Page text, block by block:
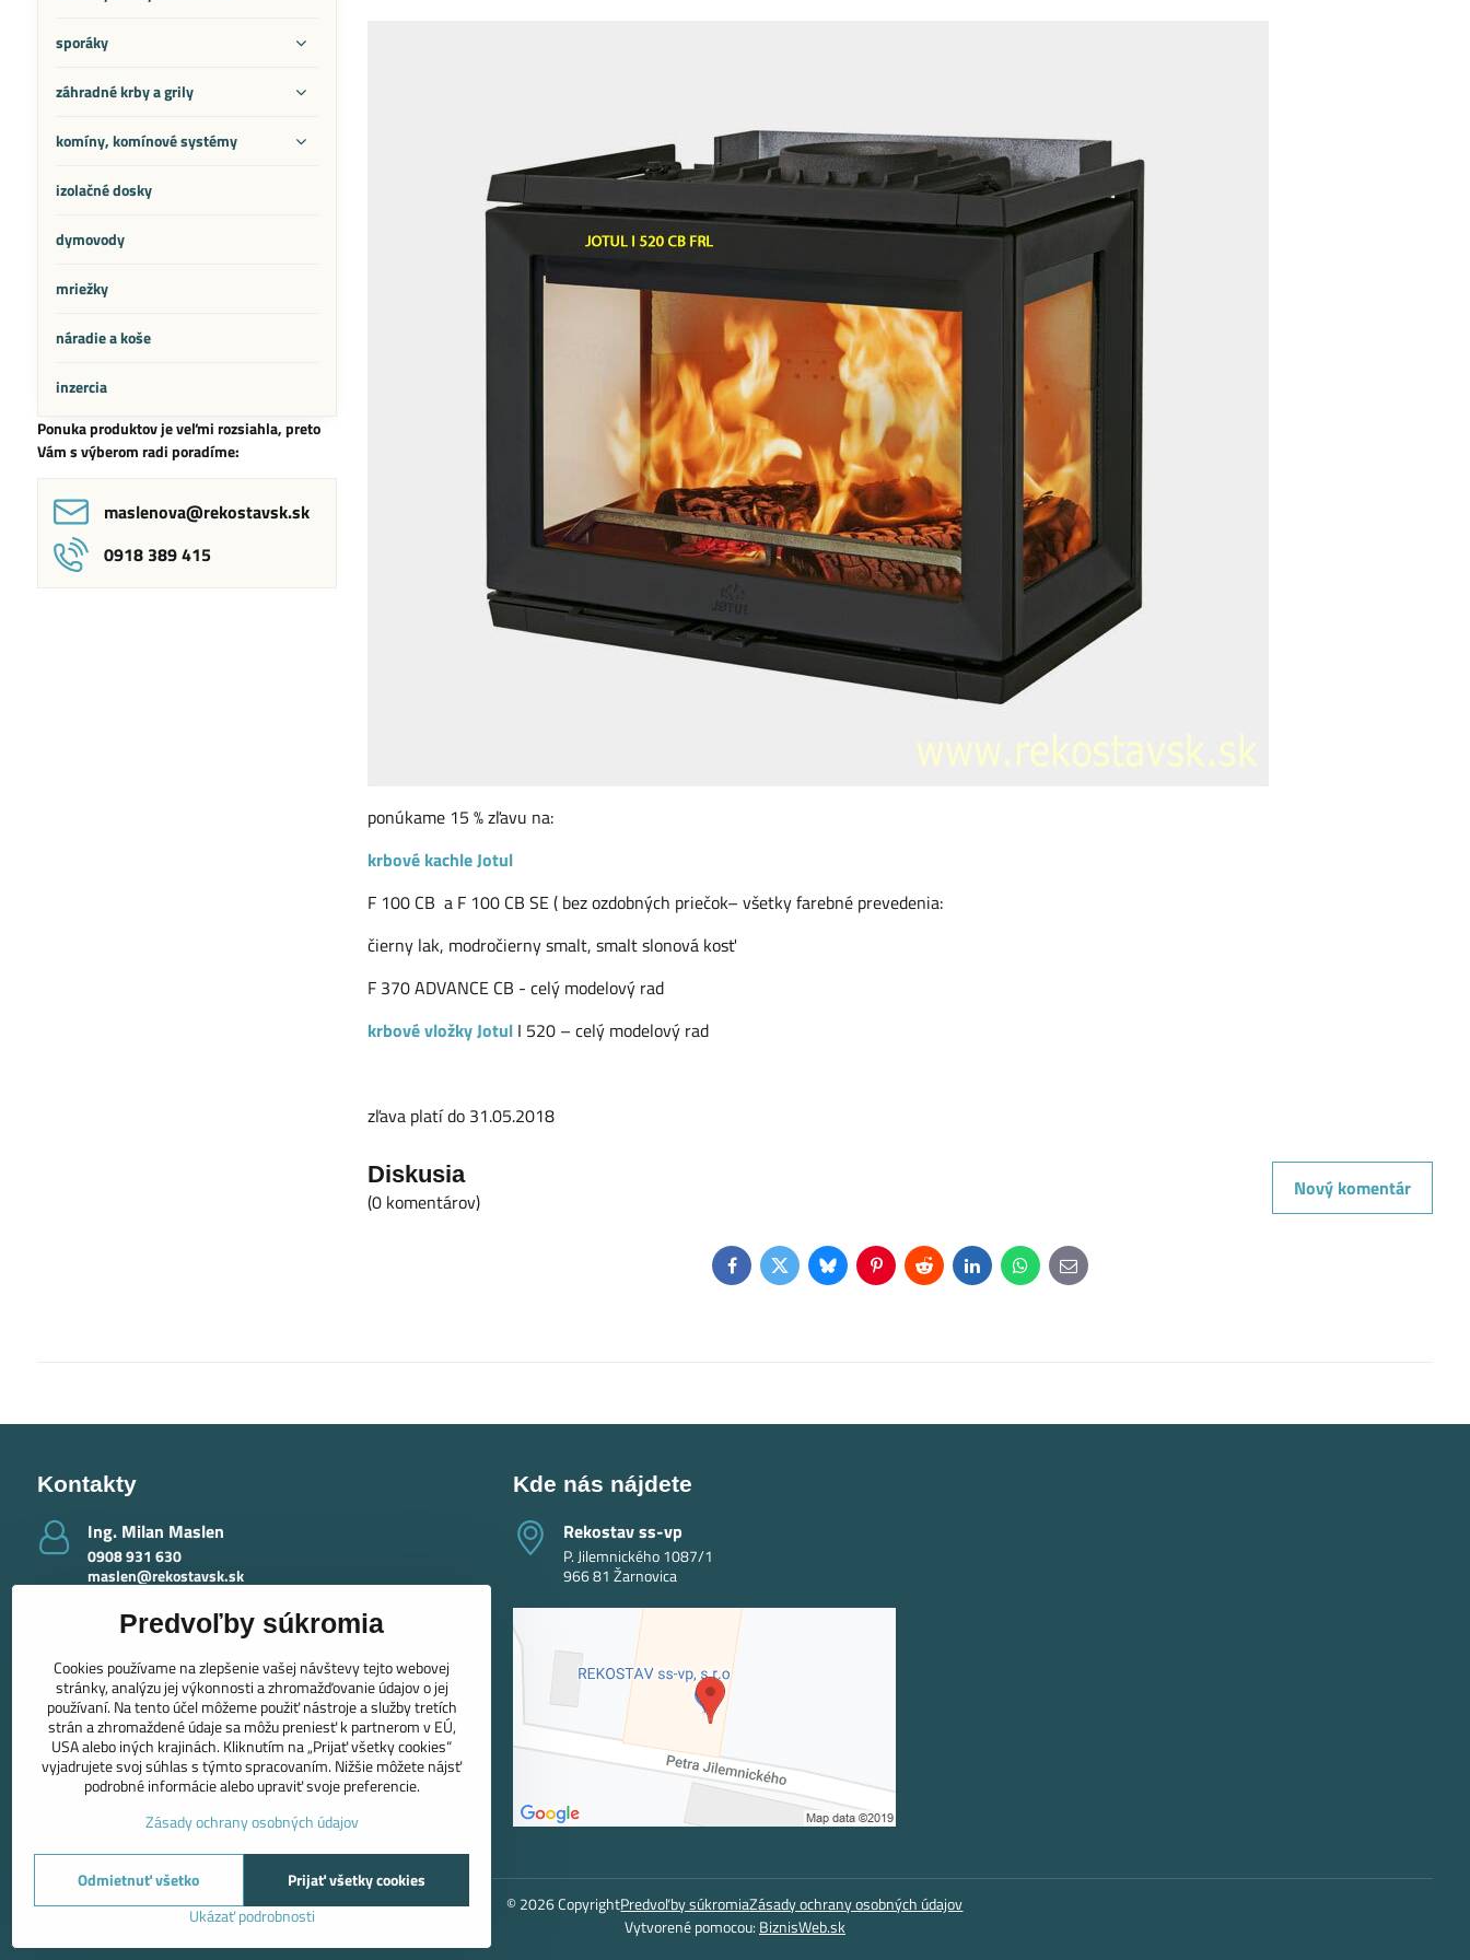
ponúkame 15 % zľavu na:
krbové kachle Jotul
F 100 CB a F 100 CB SE ( bez ozdobných priečok– všetky farebné prevedenia:
čierny lak, modročierny smalt, smalt slonová kosť
F 370 ADVANCE CB - celý modelový rad
krbové vložky Jotul I 520 – celý modelový rad
zľava platí do 31.05.2018
Diskusia
(0 komentárov)
Nový komentár
FacebookTwitterBlueskyPinterestRedditLinkedInWhatsApp
E-
mail
sporáky
záhradné krby a grily
komíny, komínové systémy
izolačné dosky
dymovody
mriežky
náradie a koše
inzercia
Ponuka produktov je veľmi rozsiahla, preto
Vám s výberom radi poradíme:
maslenova​@rekostavsk​.sk
0918 389 415
Kontakty
Ing​. Milan Maslen
0908 931 630
maslen@rekostavsk.sk
Ing​. Mária Maslenová - krby
0918 389 415
maslenova@rekostavsk.sk
Kde nás nájdete
Rekostav ss-vp
P. Jilemnického 1087/1
966 81 Žarnovica
©2026CopyrightPredvoľby súkromiaZásady ochrany osobných údajov
Vytvorené pomocou: BiznisWeb.sk
Predvoľby súkromia
Cookies používame na zlepšenie vašej návštevy tejto webovej
stránky, analýzu jej výkonnosti a zhromažďovanie údajov o jej
používaní. Na tento účel môžeme použiť nástroje a služby tretích
strán a zhromaždené údaje sa môžu preniesť k partnerom v EÚ,
USA alebo iných krajinách. Kliknutím na „Prijať všetky cookies“
vyjadrujete svoj súhlas s týmto spracovaním. Nižšie môžete nájsť
podrobné informácie alebo upraviť svoje preferencie.
Zásady ochrany osobných údajov
Ukázať podrobnosti
Prijať všetky cookies
Odmietnuť všetko